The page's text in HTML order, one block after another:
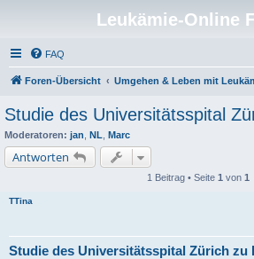
Leukämie-Online
FAQ
Foren-Übersicht Umgehen & Leben mit
Studie des Universitätsspital
Moderatoren: jan NL Marc
Antworten
1 Beitrag • Seite 1 von 1
TTina
Studie des Universitätsspital Zürich zu